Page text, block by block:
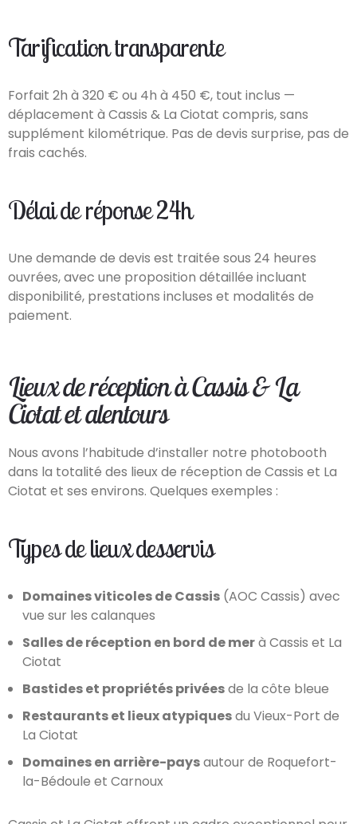
Tarification transparente
Forfait 2h à 320 € ou 4h à 450 €, tout inclus —
déplacement à Cassis & La Ciotat compris, sans
supplément kilométrique. Pas de devis surprise, pas de
frais cachés.
Délai de réponse 24h
Une demande de devis est traitée sous 24 heures
ouvrées, avec une proposition détaillée incluant
disponibilité, prestations incluses et modalités de
paiement.
Lieux de réception à Cassis & La
Ciotat et alentours
Nous avons l’habitude d’installer notre photobooth
dans la totalité des lieux de réception de Cassis et La
Ciotat et ses environs. Quelques exemples :
Types de lieux desservis
Domaines viticoles de Cassis (AOC Cassis) avec
vue sur les calanques
Salles de réception en bord de merà Cassis et La
Ciotat
Bastides et propriétés privéesde la côte bleue
Restaurants et lieux atypiquesdu Vieux-Port de
La Ciotat
Domaines en arrière-paysautour de Roquefort-
la-Bédoule et Carnoux